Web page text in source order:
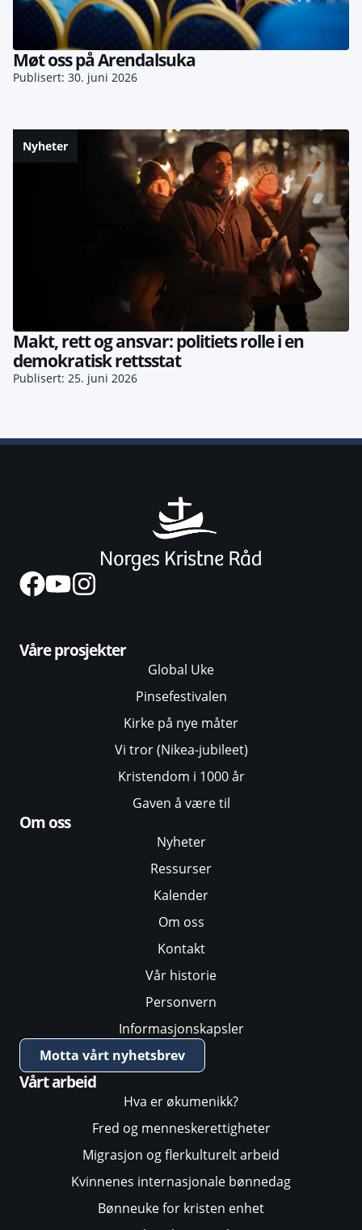
Møt oss på Arendalsuka
Publisert: 30. juni 2026
Nyheter
Makt, rett og ansvar: politiets rolle i en
demokratisk rettsstat
Publisert: 25. juni 2026
Våre prosjekter
Global Uke
Pinsefestivalen
Kirke på nye måter
Vi tror (Nikea-jubileet)
Kristendom i 1000 år
Gaven å være til
Om oss
Nyheter
Ressurser
Kalender
Om oss
Kontakt
Vår historie
Personvern
Informasjonskapsler
Motta vårt nyhetsbrev
Vårt arbeid
Hva er økumenikk?
Fred og menneskerettigheter
Migrasjon og flerkulturelt arbeid
Kvinnenes internasjonale bønnedag
Bønneuke for kristen enhet